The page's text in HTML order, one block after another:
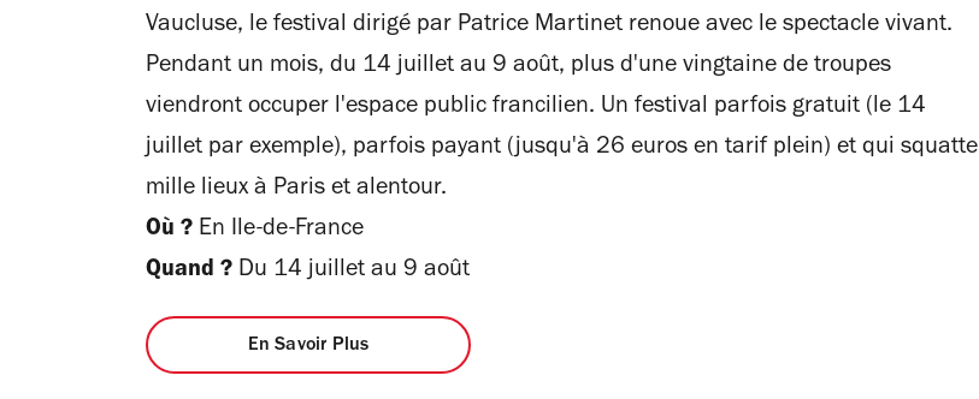
Vaucluse, le festival dirigé par Patrice Martinet renoue avec le spectacle vivant.
Pendant un mois, du 14 juillet au 9 août, plus d'une vingtaine de troupes
viendront occuper l'espace public francilien. Un festival parfois gratuit (le 14
juillet par exemple), parfois payant (jusqu'à 26 euros en tarif plein) et qui squatte
mille lieux à Paris et alentour.
Où ? En Ile-de-France
Quand ? Du 14 juillet au 9 août
En Savoir Plus